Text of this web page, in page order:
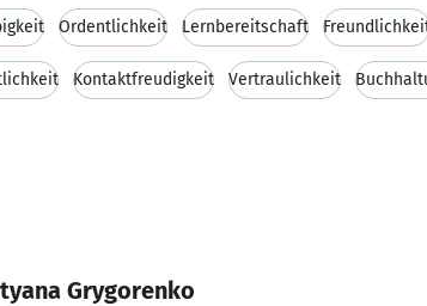
Ordentlichkeit Lernbereitschaft
Kontaktfreudigkeit Vertraulichkeit
Grygorenko